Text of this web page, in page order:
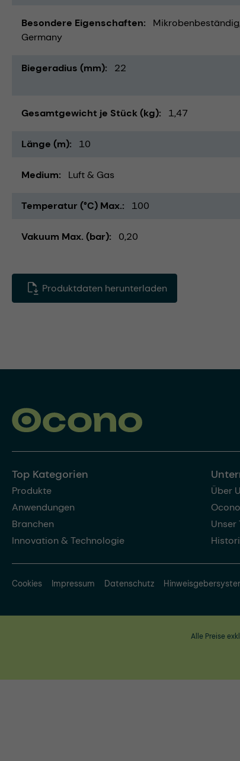
Besondere Eigenschaften Mikrobenbeständig
Germany
Biegeradius (mm) 22
Gesamtgewicht je Stück (kg) 1,47
Länge (m) 10
Medium Luft & Gas
Temperatur (°C) Max. 100
Vakuum Max. (bar) 0,20
Produktdaten herunterladen
Top Kategorien
Produkte
Anwendungen
Branchen
Innovation & Technologie
Über
Unser
Cookies Impressum Datenschutz
Alle Preise